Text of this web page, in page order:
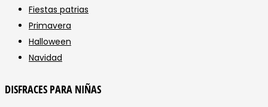
Fiestas patrias
Primavera
Halloween
Navidad
DISFRACES PARA NIÑAS